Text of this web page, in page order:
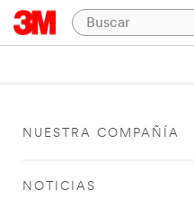
NUESTRA COMPAÑÍA
NOTICIAS